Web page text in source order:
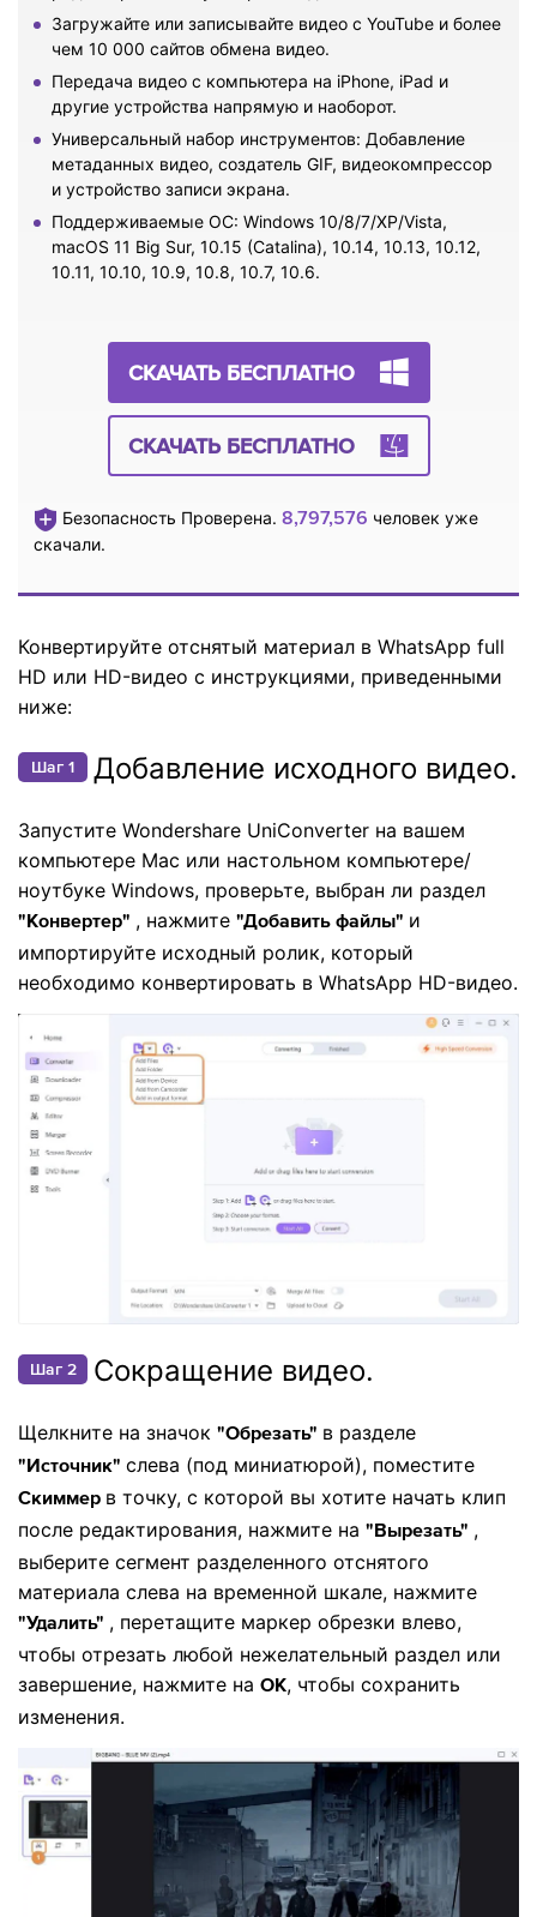
Загружайте или записывайте видео с YouTube и более
чем 10 000 сайтов обмена видео.
Передача видео с компьютера на iPhone, iPad и
другие устройства напрямую и наоборот.
Универсальный набор инструментов: Добавление
метаданных видео, создатель GIF, видеокомпрессор
и устройство записи экрана.
Поддерживаемые ОС: Windows 10/8/7/XP/Vista,
macOS 11 Big Sur, 10.15 (Catalina), 10.14, 10.13, 10.12,
10.11, 10.10, 10.9, 10.8, 10.7, 10.6.
СКАЧАТЬ БЕСПЛАТНО
СКАЧАТЬ БЕСПЛАТНО
Безопасность Проверена. 8,797,576 человек уже
скачали.
Конвертируйте отснятый материал в WhatsApp full
HD или HD-видео с инструкциями, приведенными
ниже:
Шаг 1 Добавление исходного видео.
Запустите Wondershare UniConverter на вашем
компьютере Mac или настольном компьютере/
ноутбуке Windows, проверьте, выбран ли раздел
"Конвертер" , нажмите "Добавить файлы" и
импортируйте исходный ролик, который
необходимо конвертировать в WhatsApp HD-видео.
Шаг 2 Сокращение видео.
Щелкните на значок "Обрезать" в разделе
"Источник" слева (под миниатюрой), поместите
Скиммер в точку, с которой вы хотите начать клип
после редактирования, нажмите на "Вырезать" ,
выберите сегмент разделенного отснятого
материала слева на временной шкале, нажмите
"Удалить" , перетащите маркер обрезки влево,
чтобы отрезать любой нежелательный раздел или
завершение, нажмите на ОК, чтобы сохранить
изменения.